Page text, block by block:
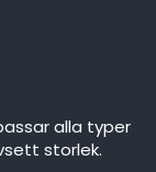
alla typer
storlek.